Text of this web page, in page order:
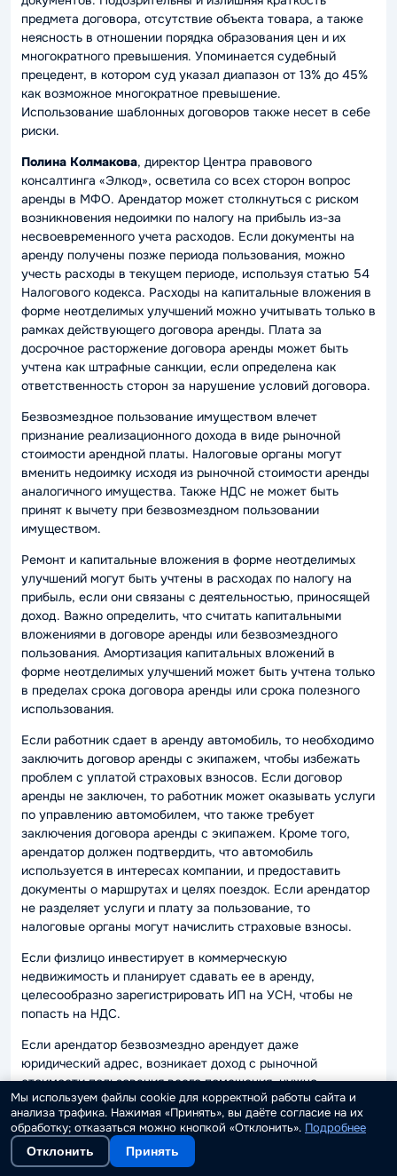
предмета договора, отсутствие объекта товара, а также
неясность в отношении порядка образования цен и их
многократного превышения. Упоминается судебный
прецедент, в котором суд указал диапазон от 13% до 45%
как возможное многократное превышение.
Использование шаблонных договоров также несет в себе
риски.
Полина Колмакова, директор Центра правового
консалтинга «Элкод», осветила со всех сторон вопрос
аренды в МФО. Арендатор может столкнуться с риском
возникновения недоимки по налогу на прибыль из-за
несвоевременного учета расходов. Если документы на
аренду получены позже периода пользования, можно
учесть расходы в текущем периоде, используя статью 54
Налогового кодекса. Расходы на капитальные вложения в
форме неотделимых улучшений можно учитывать только в
рамках действующего договора аренды. Плата за
досрочное расторжение договора аренды может быть
учтена как штрафные санкции, если определена как
ответственность сторон за нарушение условий договора.
Безвозмездное пользование имуществом влечет
признание реализационного дохода в виде рыночной
стоимости арендной платы. Налоговые органы могут
вменить недоимку исходя из рыночной стоимости аренды
аналогичного имущества. Также НДС не может быть
принят к вычету при безвозмездном пользовании
имуществом.
Ремонт и капитальные вложения в форме неотделимых
улучшений могут быть учтены в расходах по налогу на
прибыль, если они связаны с деятельностью, приносящей
доход. Важно определить, что считать капитальными
вложениями в договоре аренды или безвозмездного
пользования. Амортизация капитальных вложений в
форме неотделимых улучшений может быть учтена только
в пределах срока договора аренды или срока полезного
использования.
Если работник сдает в аренду автомобиль, то необходимо
заключить договор аренды с экипажем, чтобы избежать
проблем с уплатой страховых взносов. Если договор
аренды не заключен, то работник может оказывать услуги
по управлению автомобилем, что также требует
заключения договора аренды с экипажем. Кроме того,
арендатор должен подтвердить, что автомобиль
используется в интересах компании, и предоставить
документы о маршрутах и целях поездок. Если арендатор
не разделяет услуги и плату за пользование, то
налоговые органы могут начислить страховые взносы.
Если физлицо инвестирует в коммерческую
недвижимость и планирует сдавать ее в аренду,
целесообразно зарегистрировать ИП на УСН, чтобы не
попасть на НДС.
Если арендатор безвозмездно арендует даже
юридический адрес, возникает доход с рыночной
стоимости пользования всего помещения, нужно
озаботиться этим вопросом и снять «хоть 3 сантиметра».
ВЫВОДЫ
Регуляторная и надзорная среда стремительно меняется,
Мы используем файлы cookie для корректной работы сайта и
анализа трафика. Нажимая «Принять», вы даёте согласие на их
обработку; отказаться можно кнопкой «Отклонить». Подробнее
Отклонить Принять